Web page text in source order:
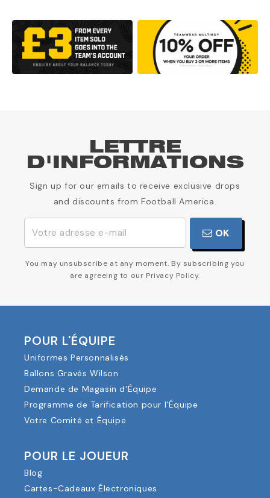
LETTRE
D'INFORMATIONS
Sign up for our emails to receive exclusive drops
and discounts from Football America.
OK
You may unsubscribe at any moment. By subscribing you
are agreeing to our Privacy Policy.
POUR L'ÉQUIPE
Uniformes Personnalisés
Ballons Gravés Wilson
Demande de Magasin d'Équipe
Programme de Tarification pour l'Équipe
Votre Comité et Équipe
POUR LE JOUEUR
Blog
Cartes-Cadeaux Électroniques